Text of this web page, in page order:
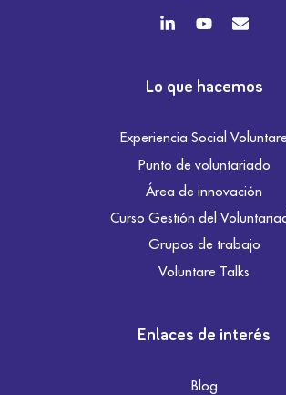
Lo que hacemos
Experiencia Social
Punto de voluntariado
Área de innovación
Curso Gestión del
Grupos de trabajo
Voluntare Talks
Enlaces de interés
Blog